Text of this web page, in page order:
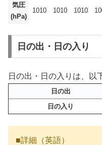
気圧
(hPa)
1010 1010 1010
日の出・日の入り
日の出・日の入りは、以
日の出
日の入り
■詳細（英語）